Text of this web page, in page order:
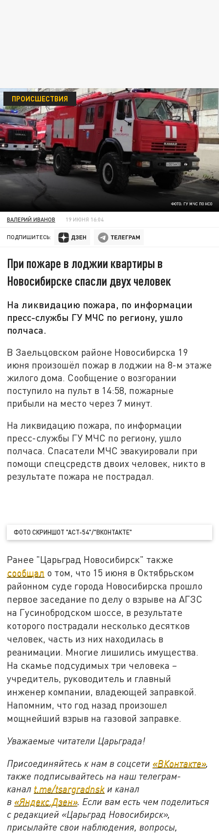
ФОТО: ГУ МЧС ПО НСО
ПРОИСШЕСТВИЯ
ВАЛЕРИЙ ИВАНОВ 19 ИЮНЯ 16:04
ПОДПИШИТЕСЬ:
При пожаре в лоджии квартиры в
Новосибирске спасли двух человек
На ликвидацию пожара, по информации
пресс-службы ГУ МЧС по региону, ушло
полчаса.
В Заельцовском районе Новосибирска 19
июня произошёл пожар в лоджии на 8-м этаже
жилого дома. Сообщение о возгорании
поступило на пульт в 14:58, пожарные
прибыли на место через 7 минут.
На ликвидацию пожара, по информации
пресс-службы ГУ МЧС по региону, ушло
полчаса. Спасатели МЧС эвакуировали при
помощи спецсредств двоих человек, никто в
результате пожара не пострадал.
ФОТО СКРИНШОТ "АСТ-54"/"ВКОНТАКТЕ"
Ранее "Царьград Новосибирск" также
сообщал о том, что 15 июня в Октябрьском
районном суде города Новосибирска прошло
первое заседание по делу о взрыве на АГЗС
на Гусинобродском шоссе, в результате
которого пострадали несколько десятков
человек, часть из них находилась в
реанимации. Многие лишились имущества.
На скамье подсудимых три человека –
учредитель, руководитель и главный
инженер компании, владеющей заправкой.
Напомним, что год назад произошел
мощнейший взрыв на газовой заправке.
Уважаемые читатели Царьграда!
Присоединяйтесь к нам в соцсети «ВКонтакте»,
также подписывайтесь на наш телеграм-
канал t.me/tsargradnsk и канал
в «Яндекс.Дзен». Если вам есть чем поделиться
с редакцией «Царьград Новосибирск»,
присылайте свои наблюдения, вопросы,